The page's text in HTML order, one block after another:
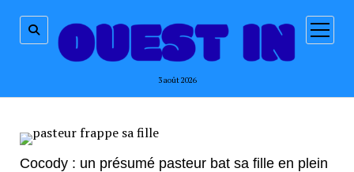
3 août 2026
ouvrir
menu
Cocody : un présumé pasteur bat sa fille en plein